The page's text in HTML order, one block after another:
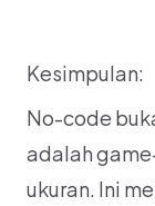
Kesimpulan:
No-code
adalah
ukuran. Ini